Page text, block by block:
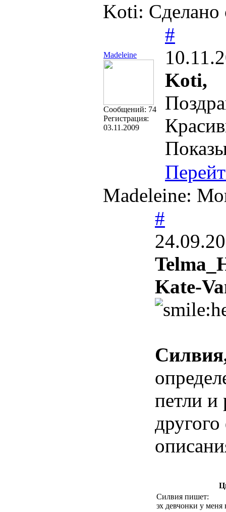
Koti: Сделано
Madeleine
Cообщений: 74
Регистрация:
03.11.2009
#
Koti,
Madeleine:
#
Kate-
петли и
Силвия пишет:
эх девчонки у меня